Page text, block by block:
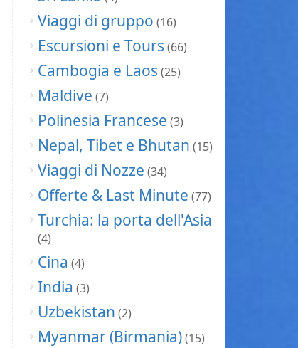
Viaggi di gruppo (16)
Escursioni e Tours (66)
Cambogia e Laos (25)
Maldive (7)
Polinesia Francese (3)
Nepal, Tibet e Bhutan (15)
Viaggi di Nozze (34)
Offerte & Last Minute (77)
Turchia: la porta dell'Asia
(4)
Cina (4)
India (3)
Uzbekistan (2)
Myanmar (Birmania)(15)